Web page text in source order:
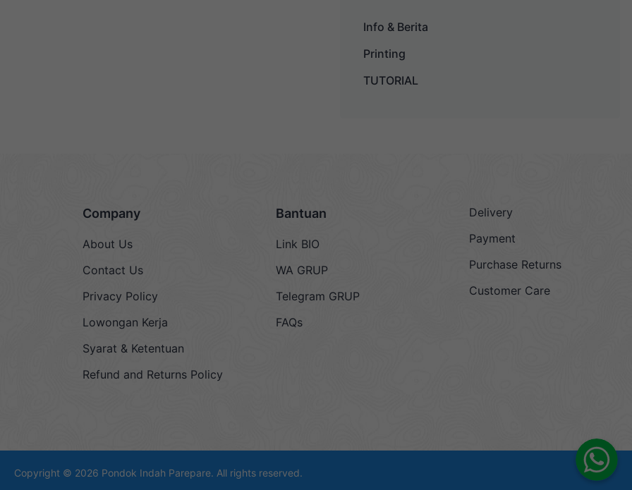
Info & Berita
Printing
TUTORIAL
Company
About Us
Contact Us
Privacy Policy
Lowongan Kerja
Syarat & Ketentuan
Refund and Returns Policy
Bantuan
Link BIO
WA GRUP
Telegram GRUP
FAQs
Delivery
Payment
Purchase Returns
Customer Care
Copyright © 2026 Pondok Indah Parepare. All rights reserved.